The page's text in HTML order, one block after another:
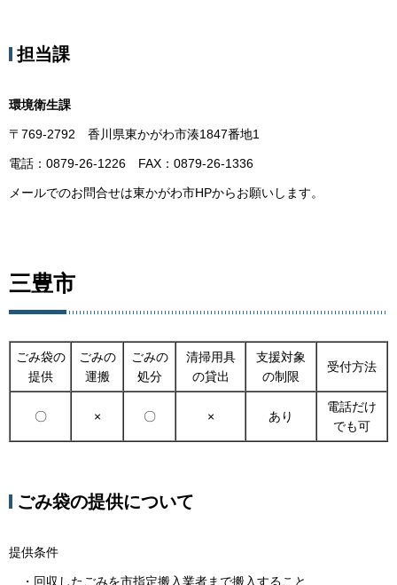
担当課
環境衛生課
〒769-2792 香川県東かがわ市湊1847番地1
電話：0879-26-1226 FAX：0879-26-1336
メールでのお問合せは東かがわ市HPからお願いします。
三豊市
ごみ袋の
提供
ごみの
運搬
ごみの
処分
清掃用具
の貸出
支援対象
の制限
受付方法
〇 × 〇 × あり
電話だけ
でも可
ごみ袋の提供について
提供条件
・回収したごみを市指定搬入業者まで搬入すること